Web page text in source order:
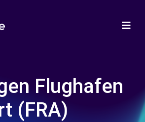
Flughafen
(FRA)